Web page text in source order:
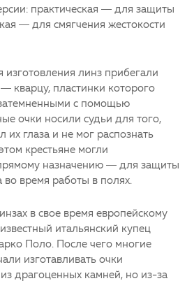
практическая — для защиты
— для смягчения жестокости
линз прибегали
кварцу, пластинки которого
с помощью
очки носили судьи для того,
их глаза и не мог распознать
крестьяне могли
назначению — для защиты
время работы в полях.
в свое время европейскому
итальянский купец
Поло. После чего многие
изготавливать очки
драгоценных камней, но из-за